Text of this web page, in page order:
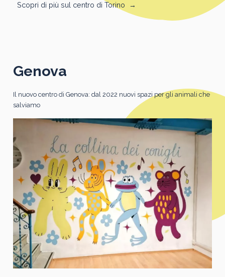
Scopri di più sul centro di Torino →
Genova
Il nuovo centro di Genova: dal 2022 nuovi spazi per gli animali che
salviamo